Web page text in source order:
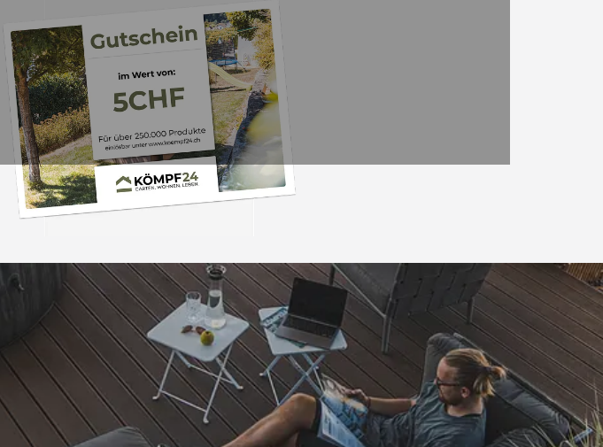
Trusted Shops
4,81/ 5
25.974 Bewertungen
„Hervorragend schnelle Lieferung.
Die Ware war natürlich im
perfekten Zustand. Ich werde die
nächsten Tage wieder bestellen
Grüße an die Belegschaft gute
Arbeit👍🏾👍🏾“
08.08.2026